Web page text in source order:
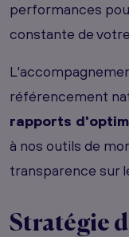
performances
constante de
référencement
rapports
à nos outils de
transparence sur
Stratégie